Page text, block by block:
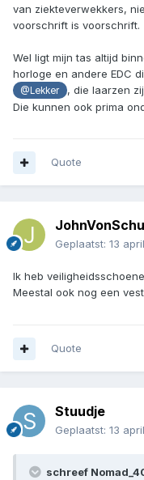
van ziekteverwekkers,
voorschrift is voorschrift.
Wel ligt mijn tas altijd
horloge en andere EDC
@Lekker
, die laarzen
Die kunnen ook prima
Quote
Geplaatst: 13
Ik heb
Meestal ook nog een
Quote
Stuudje
Geplaatst: 13
schreef